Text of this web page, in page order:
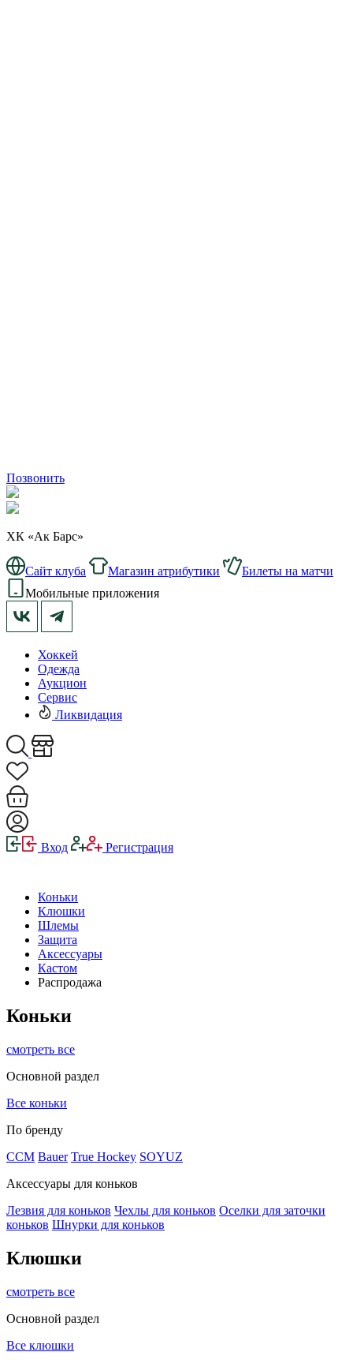
Позвонить
ХК «Ак Барс»
Сайт клуба Магазин атрибутики
Билеты на матчи
Мобильные приложения
Хоккей
Одежда
Аукцион
Сервис
Ликвидация
Вход Регистрация
Коньки
Клюшки
Шлемы
Защита
Аксессуары
Кастом
Распродажа
Коньки
смотреть все
Основной раздел
Все коньки
По бренду
ССМ Bauer True Hockey SOYUZ
Аксессуары для коньков
Лезвия для коньков Чехлы для коньков Оселки для заточки
коньков Шнурки для коньков
Клюшки
смотреть все
Основной раздел
Все клюшки